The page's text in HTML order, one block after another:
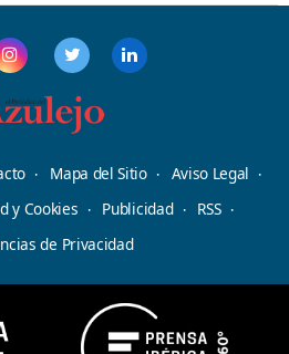
Mapa del Sitio
Aviso Legal
y Cookies
Publicidad
RSS
de Privacidad